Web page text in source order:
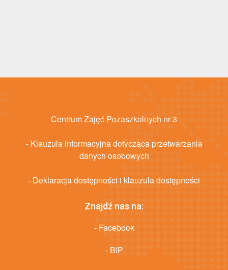
Centrum Zajęć Pozaszkolnych nr 3
- Klauzula informacyjna dotycząca przetwarzania
danych osobowych
- Deklaracja dostępności i klauzula dostępności
Znajdź nas na:
- Facebook
- BIP